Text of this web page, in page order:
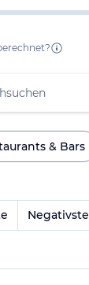
& Bars
Negativste